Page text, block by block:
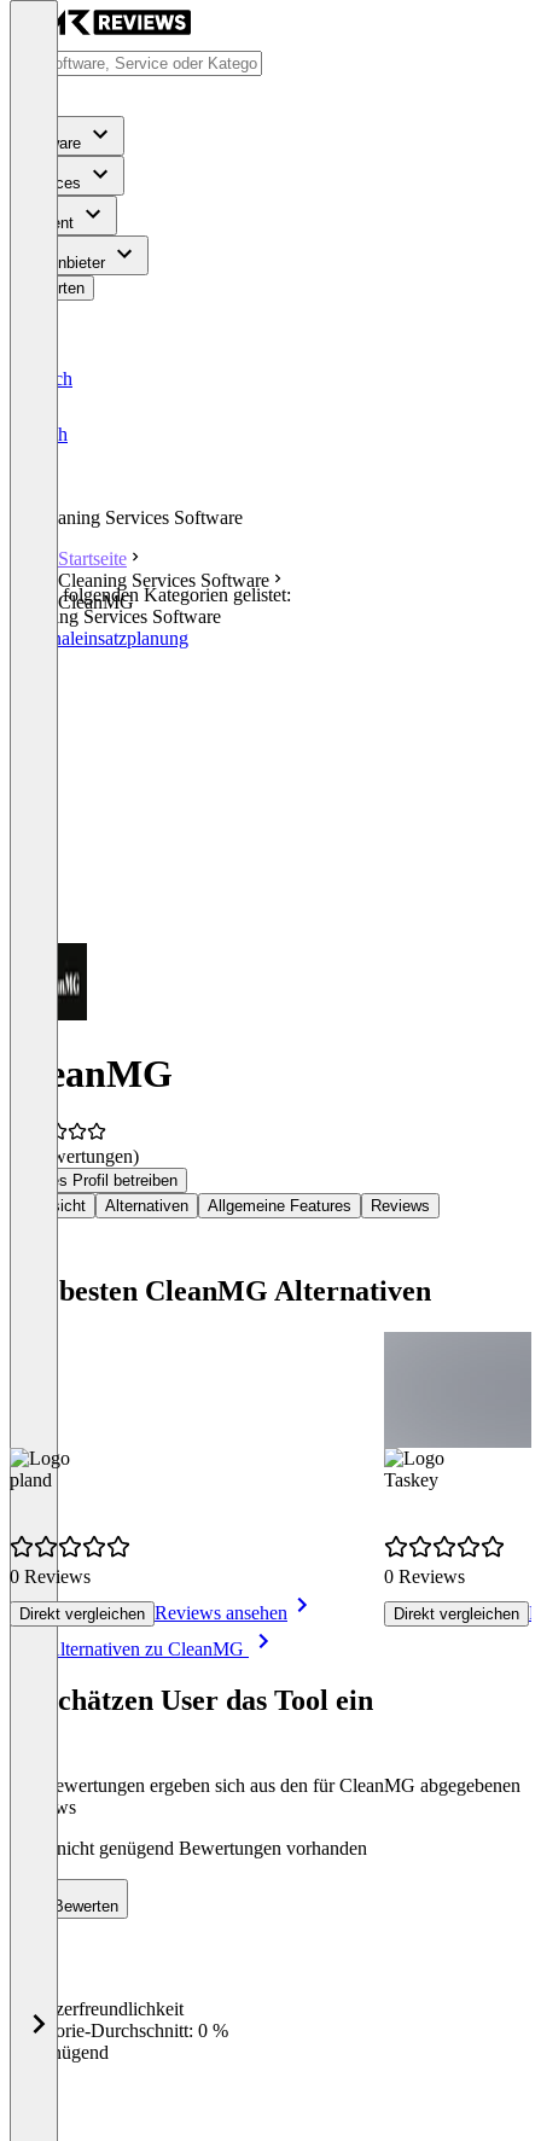
Software
Services
Content
Für Anbieter
Bewerten
Deutsch
English
Cleaning Services Software
Startseite
Cleaning Services Software
CleanMG
In den folgenden Kategorien gelistet:
Cleaning Services Software
Personaleinsatzplanung
CleanMG
(0 Bewertungen)
Dieses Profil betreiben
Übersicht
Alternativen Allgemeine Features Reviews
Die besten CleanMG Alternativen
pland
0 Reviews
Direkt vergleichen Reviews ansehen
Taskey
0 Reviews
Direkt vergleichen
Alle Alternativen zu CleanMG
So schätzen User das Tool ein
Die Bewertungen ergeben sich aus den für CleanMG abgegebenen
Reviews
Noch nicht genügend Bewertungen vorhanden
Bewerten
%
Benutzerfreundlichkeit
Kategorie-Durchschnitt: 0 %
Ungenügend